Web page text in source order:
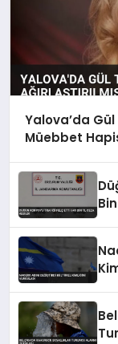
Yalova’da Gül
Müebbet